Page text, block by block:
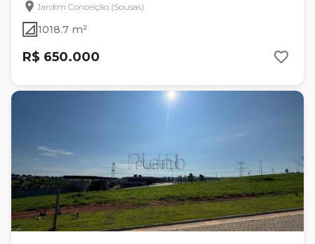
Jardim Conceição (Sousas)
1018.7 m²
R$ 650.000